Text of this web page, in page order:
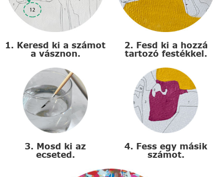
1. Keresd ki a számot
a vásznon.
2. Fesd ki a hozzá
tartozó festékkel.
3. Mosd ki az
ecseted.
4. Fess egy másik
számot.